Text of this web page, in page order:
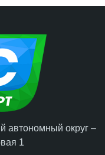
автономный округ –
1